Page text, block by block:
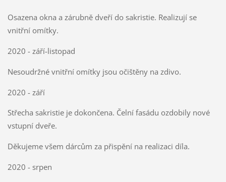
Osazena okna a zárubně dveří do sakristie. Realizují se
vnitřní omítky.
2020 - září-listopad
Nesoudržné vnitřní omítky jsou očištěny na zdivo.
2020 - září
Střecha sakristie je dokončena. Čelní fasádu ozdobily nové
vstupní dveře.
Děkujeme všem dárcům za přispění na realizaci díla.
2020 - srpen